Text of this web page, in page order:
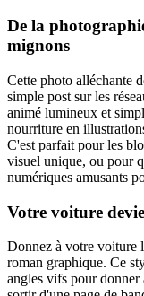
De la
mignons
Cette photo alléchante
simple post sur les
animé lumineux et
nourriture en
C'est parfait pour les
visuel unique, ou pour
numériques amusants
Votre voiture
Donnez à votre voiture
roman graphique. Ce
angles vifs pour